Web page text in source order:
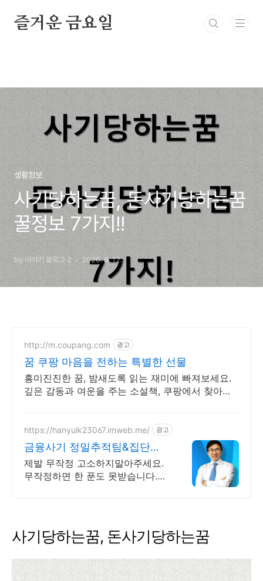
즐거운 금요일
생활정보
사기당하는꿈, 돈사기당하는꿈
꿀정보 7가지!!
by 이야기 블로그 2 2020. 8. 12.
http://m.coupang.com 광고
꿈 쿠팡 마음을 전하는 특별한 선물
흥미진진한 꿈, 밤새도록 읽는 재미에 빠져보세요.
깊은 감동과 여운을 주는 소설책, 쿠팡에서 찾아보
https://hanyulk23067.imweb.me/ 광고
금융사기 정밀추적팀&집단대
응 전액승소(3억7천) 사례보유
제발 무작정 고소하지말아주세요.
무작정하면 한 푼도 못받습니다.
사기당하는꿈, 돈사기당하는꿈